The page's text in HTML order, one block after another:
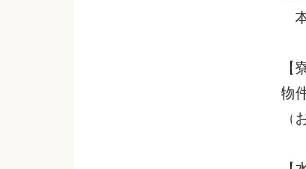
【
物